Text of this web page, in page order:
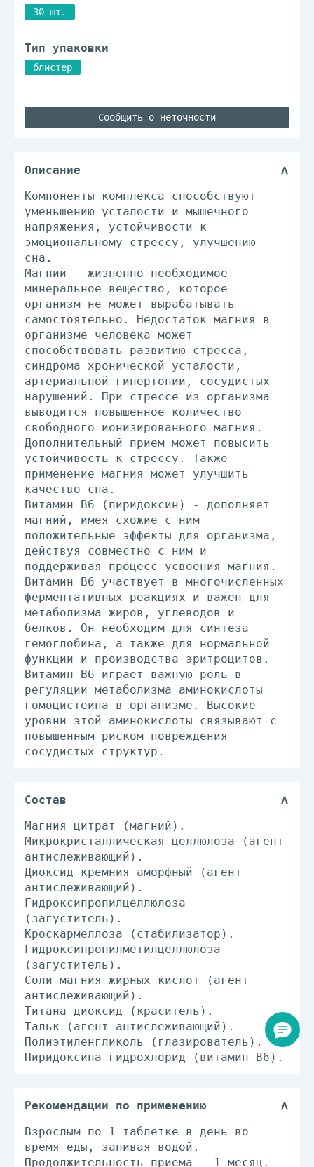
30 шт.
Тип упаковки
блистер
Сообщить о неточности
Описание
Компоненты комплекса способствуют
уменьшению усталости и мышечного
напряжения, устойчивости к
эмоциональному стрессу, улучшению
сна.
Магний - жизненно необходимое
минеральное вещество, которое
организм не может вырабатывать
самостоятельно. Недостаток магния в
организме человека может
способствовать развитию стресса,
синдрома хронической усталости,
артериальной гипертонии, сосудистых
нарушений. При стрессе из организма
выводится повышенное количество
свободного ионизированного магния.
Дополнительный прием может повысить
устойчивость к стрессу. Также
применение магния может улучшить
качество сна.
Витамин В6 (пиридоксин) - дополняет
магний, имея схожие с ним
положительные эффекты для организма,
действуя совместно с ним и
поддерживая процесс усвоения магния.
Витамин B6 участвует в многочисленных
ферментативных реакциях и важен для
метаболизма жиров, углеводов и
белков. Он необходим для синтеза
гемоглобина, а также для нормальной
функции и производства эритроцитов.
Витамин B6 играет важную роль в
регуляции метаболизма аминокислоты
гомоцистеина в организме. Высокие
уровни этой аминокислоты связывают с
повышенным риском повреждения
сосудистых структур.
Состав
Магния цитрат (магний).
Микрокристаллическая целлюлоза (агент
антислеживающий).
Диоксид кремния аморфный (агент
антислеживающий).
Гидроксипропилцеллюлоза
(загуститель).
Кроскармеллоза (стабилизатор).
Гидроксипропилметилцеллюлоза
(загуститель).
Соли магния жирных кислот (агент
антислеживающий).
Титана диоксид (краситель).
Тальк (агент антислеживающий).
Полиэтиленгликоль (глазирователь).
Пиридоксина гидрохлорид (витамин В6).
Рекомендации по применению
Взрослым по 1 таблетке в день во
время еды, запивая водой.
Продолжительность приема - 1 месяц.